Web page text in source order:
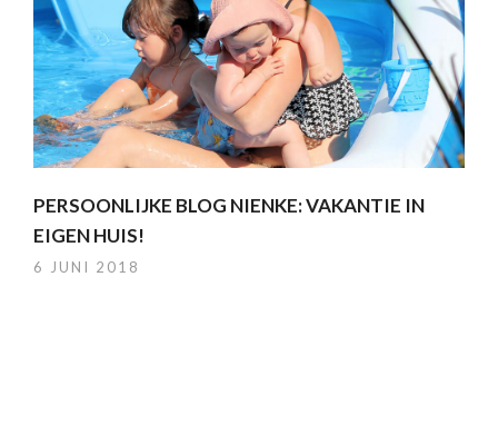
PERSOONLIJKE BLOG NIENKE: VAKANTIE IN
EIGEN HUIS!
6 JUNI 2018